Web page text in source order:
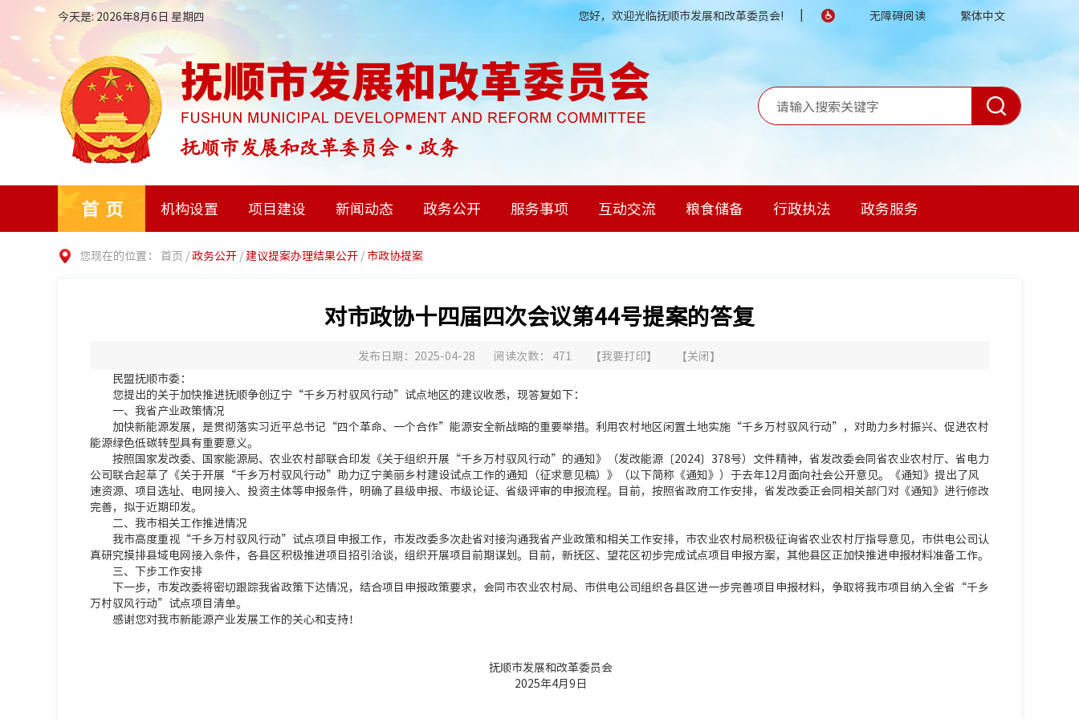
今天是: 2026年8月6日 星期四 您好，欢迎光临抚顺市发展和改革委员会! | 无障碍阅读 繁体中文
首页 机构设置 项目建设 新闻动态 政务公开 服务事项 互动交流 粮食储备 行政执法 政务服务
您现在的位置： 首页 /政务公开 / 建议提案办理结果公开 / 市政协提案
对市政协十四届四次会议第44号提案的答复
发布日期：2025-04-28 阅读次数： 471 【我要打印】 【关闭】
民盟抚顺市委：
您提出的关于加快推进抚顺争创辽宁“千乡万村驭风行动”试点地区的建议收悉，现答复如下：
一、我省产业政策情况
加快新能源发展，是贯彻落实习近平总书记“四个革命、一个合作”能源安全新战略的重要举措。利用农村地区闲置土地实施“千乡万村驭风行动”，对助力乡村振兴、促进农村
能源绿色低碳转型具有重要意义。
按照国家发改委、国家能源局、农业农村部联合印发《关于组织开展“千乡万村驭风行动”的通知》（发改能源〔2024〕378号）文件精神，省发改委会同省农业农村厅、省电力
公司联合起草了《关于开展“千乡万村驭风行动”助力辽宁美丽乡村建设试点工作的通知（征求意见稿）》（以下简称《通知》）于去年12月面向社会公开意见。《通知》提出了风
速资源、项目选址、电网接入、投资主体等申报条件，明确了县级申报、市级论证、省级评审的申报流程。目前，按照省政府工作安排，省发改委正会同相关部门对《通知》进行修改
完善，拟于近期印发。
二、我市相关工作推进情况
我市高度重视“千乡万村驭风行动”试点项目申报工作，市发改委多次赴省对接沟通我省产业政策和相关工作安排，市农业农村局积极征询省农业农村厅指导意见，市供电公司认
真研究摸排县域电网接入条件，各县区积极推进项目招引洽谈，组织开展项目前期谋划。目前，新抚区、望花区初步完成试点项目申报方案，其他县区正加快推进申报材料准备工作。
三、下步工作安排
下一步，市发改委将密切跟踪我省政策下达情况，结合项目申报政策要求，会同市农业农村局、市供电公司组织各县区进一步完善项目申报材料，争取将我市项目纳入全省“千乡
万村驭风行动”试点项目清单。
感谢您对我市新能源产业发展工作的关心和支持！
抚顺市发展和改革委员会
2025年4月9日